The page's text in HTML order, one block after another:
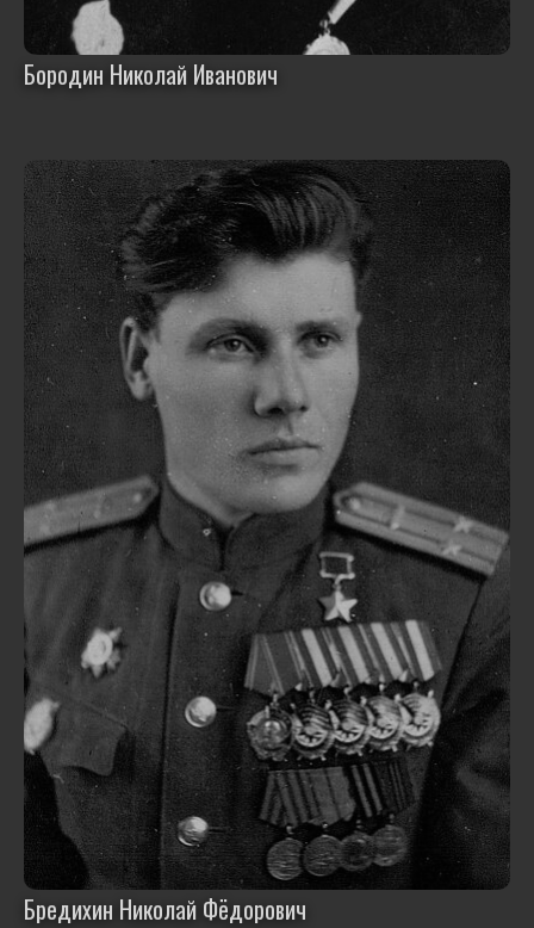
Бородин Николай Иванович
Бредихин Николай Фёдорович